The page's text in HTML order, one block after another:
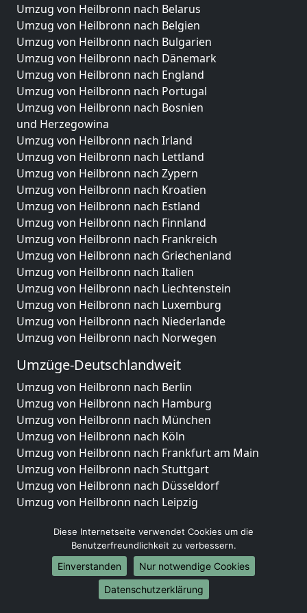
Umzug von Heilbronn nach Belarus
Umzug von Heilbronn nach Belgien
Umzug von Heilbronn nach Bulgarien
Umzug von Heilbronn nach Dänemark
Umzug von Heilbronn nach England
Umzug von Heilbronn nach Portugal
Umzug von Heilbronn nach Bosnien
und Herzegowina
Umzug von Heilbronn nach Irland
Umzug von Heilbronn nach Lettland
Umzug von Heilbronn nach Zypern
Umzug von Heilbronn nach Kroatien
Umzug von Heilbronn nach Estland
Umzug von Heilbronn nach Finnland
Umzug von Heilbronn nach Frankreich
Umzug von Heilbronn nach Griechenland
Umzug von Heilbronn nach Italien
Umzug von Heilbronn nach Liechtenstein
Umzug von Heilbronn nach Luxemburg
Umzug von Heilbronn nach Niederlande
Umzug von Heilbronn nach Norwegen
Umzüge-Deutschlandweit
Umzug von Heilbronn nach Berlin
Umzug von Heilbronn nach Hamburg
Umzug von Heilbronn nach München
Umzug von Heilbronn nach Köln
Umzug von Heilbronn nach Frankfurt am Main
Umzug von Heilbronn nach Stuttgart
Umzug von Heilbronn nach Düsseldorf
Umzug von Heilbronn nach Leipzig
Umzug von Heilbronn nach Essen
Umzug von Heilbronn nach Bremen
Umzug von Heilbronn nach Dresden
Umzug von Heilbronn nach Hannover
Umzug von Heilbronn nach Nürnberg
Diese Internetseite verwendet Cookies um die
Benutzerfreundlichkeit zu verbessern.
Einverstanden
Nur notwendige Cookies
Datenschutzerklärung